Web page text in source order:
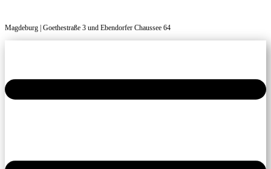
Magdeburg | Goethestraße 3 und Ebendorfer Chaussee 64